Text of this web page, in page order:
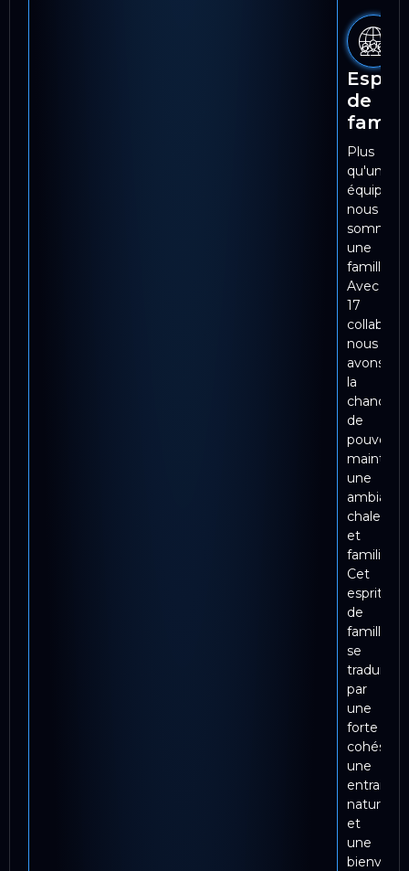
Esprit
de
Plus
qu'une
équipe,
nous
sommes
une
famille.
Avec
17
nous
avons
la
chance
de
pouvoir
maintenir
une
ambiance
et
familiale.
Cet
esprit
de
famille
se
traduit
par
une
forte
cohésion,
une
entraide
naturelle
et
une